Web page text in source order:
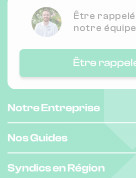
Être
notre équipe
Être
Notre Entreprise
Nos Guides
Syndics en Région